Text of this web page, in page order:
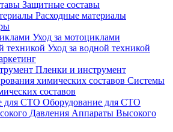
Защитные составы
Расходные материалы
Уход за мотоциклами
Уход за водной техникой
Пленки и инструмент
Системы
составов
Оборудование для СТО
Аппараты Высокого